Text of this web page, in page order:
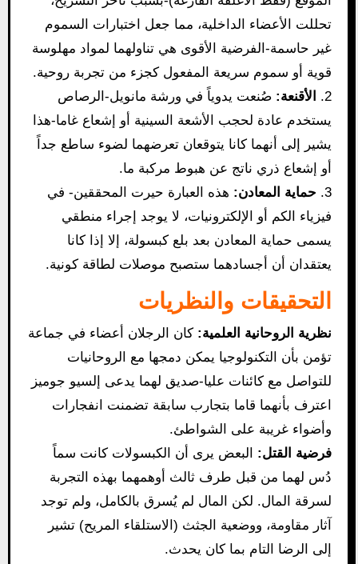
تحللت الأعضاء الداخلية، مما جعل اختبارات السموم
غير حاسمة-الفرضية الأقوى هي تناولهما لمواد مهلوسة
قوية أو سموم سريعة المفعول كجزء من تجربة روحية.
2.
الأقنعة: صُنعت يدوياً في ورشة مانويل-الرصاص
يستخدم عادة لحجب الأشعة السينية أو إشعاع غاما-هذا
يشير إلى أنهما كانا يتوقعان تعرضهما لضوء ساطع جداً
أو إشعاع ذري ناتج عن هبوط مركبة ما.
3.
حماية المعادن: هذه العبارة حيرت المحققين- في
فيزياء الكم أو الإلكترونيات، لا يوجد إجراء منطقي
يسمى حماية المعادن بعد بلع كبسولة، إلا إذا كانا
يعتقدان أن أجسادهما ستصبح موصلات لطاقة كونية.
التحقيقات والنظريات
نظرية الروحانية العلمية: كان الرجلان أعضاء في جماعة
تؤمن بأن التكنولوجيا يمكن دمجها مع الروحانيات
للتواصل مع كائنات عليا-صديق لهما يدعى إلسيو جوميز
اعترف بأنهما قاما بتجارب سابقة تضمنت انفجارات
وأضواء غريبة على الشواطئ.
فرضية القتل: البعض يرى أن الكبسولات كانت سماً
دُس لهما من قبل طرف ثالث أوهمهما بهذه التجربة
لسرقة المال. لكن المال لم يُسرق بالكامل، ولم توجد
آثار مقاومة، ووضعية الجثث (الاستلقاء المريح) تشير
إلى الرضا التام بما كان يحدث.